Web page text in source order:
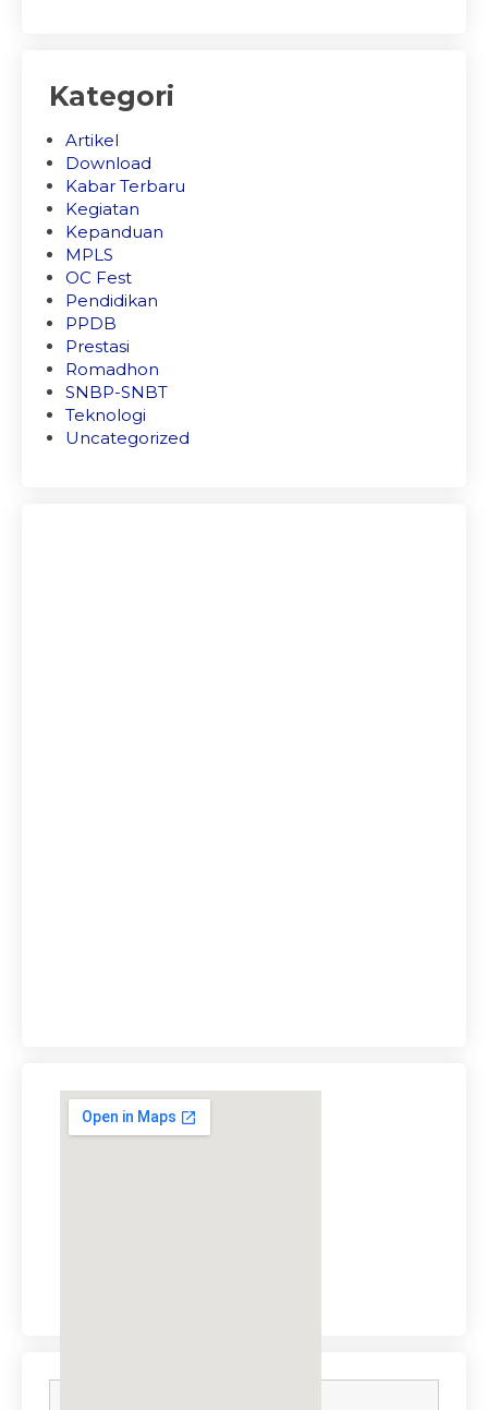
Kategori
Artikel
Download
Kabar Terbaru
Kegiatan
Kepanduan
MPLS
OC Fest
Pendidikan
PPDB
Prestasi
Romadhon
SNBP-SNBT
Teknologi
Uncategorized